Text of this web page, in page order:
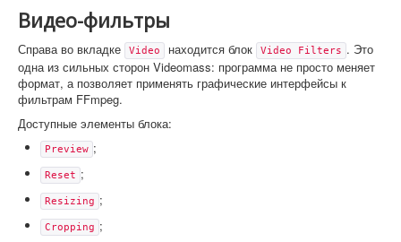
Видео-фильтры
Справа во вкладке Video находится блок Video Filters . Это
одна из сильных сторон Videomass: программа не просто меняет
формат, а позволяет применять графические интерфейсы к
фильтрам FFmpeg.
Доступные элементы блока:
Preview ;
Reset ;
Resizing ;
Cropping ;